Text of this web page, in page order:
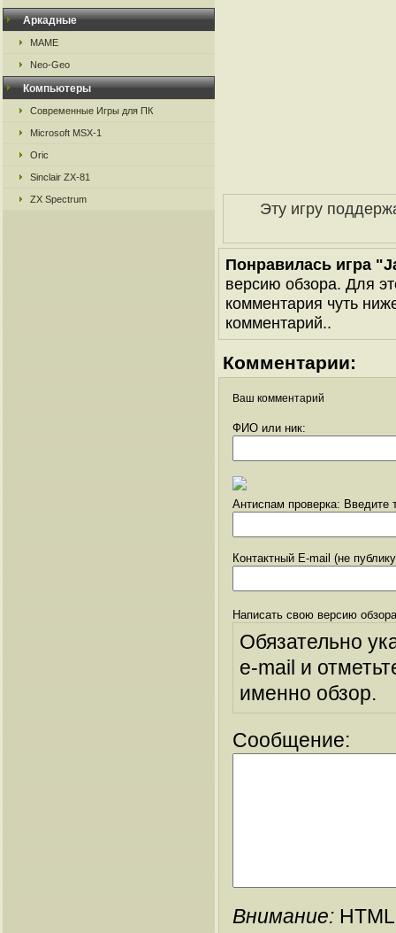
Аркадные
MAME
Neo-Geo
Компьютеры
Современные Игры для ПК
Microsoft MSX-1
Oric
Sinclair ZX-81
ZX Spectrum Эту игру
Понравилась игра
версию обзора. Для
комментария чуть
комментарий..
Комментарии:
Ваш комментарий
ФИО или ник:
Антиспам проверка: Введите
Контактный E-mail (не
Написать свою версию
Обязательно
e-mail и
именно обзор.
Сообщение:
Внимание: